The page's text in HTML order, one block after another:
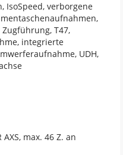
IsoSpeed, verborgene
Zugführung, T47,
integrierte
UDH,
max. 46 Z. an